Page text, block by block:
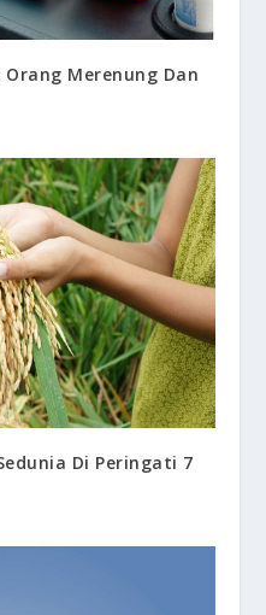
Merenung Dan
Di Peringati 7